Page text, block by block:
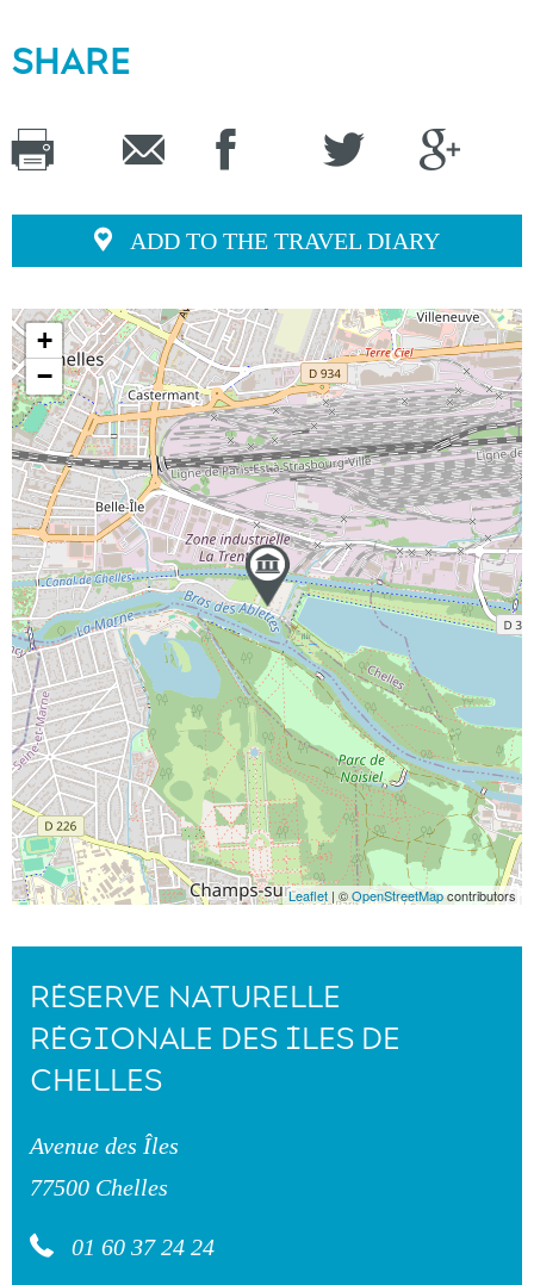
SHARE
ADD TO THE TRAVEL DIARY
+
−
Leaflet | ©OpenStreetMapcontributors
RÉSERVE NATURELLE
RÉGIONALE DES ÎLES DE
CHELLES
Avenue des Îles
77500 Chelles
01 60 37 24 24